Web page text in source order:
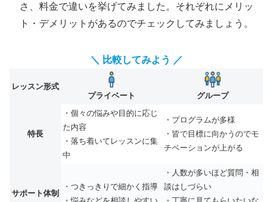
さ、料金で違いを挙げてみました。それぞれにメリッ
ト・デメリットがあるのでチェックしてみましょう。
＼ 比較してみよう ／
レッスン形式
プライベート
グループ
特長
・個々の悩みや目的に応じ
た内容
・落ち着いてレッスンに集
中
・プログラムが多様
・皆で目標に向かうのでモ
チベーションが上がる
サポート体制
・つきっきりで細かく指導
・人数が多いほど質問・相
談はしづらい